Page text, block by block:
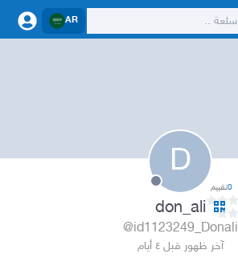
AR
D
0تقييم
don_ali
@id1123249_Donali
آخر ظهور قبل ٤ أيام